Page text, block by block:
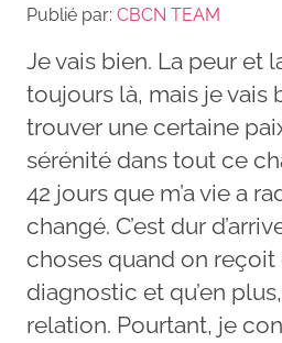
Publié par: CBCN TEAM
Je vais bien. La peur et
toujours là, mais je vais
trouver une certaine
sérénité dans tout ce
42 jours que m’a vie a
changé. C’est dur
choses quand on
diagnostic et qu’en
relation. Pourtant, je